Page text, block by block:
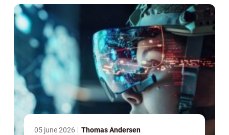
05 june 2026 Thomas Andersen